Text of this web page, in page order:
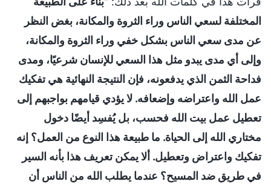
المختلفة لسعي الناس وراء الثروة والمكانة، بغض النظر
عن مدى سعي الناس بشكل خفي وراء الثروة والمكانة،
وإلى أي مدى يبدو مثل هذا السعي للإنسان شرعيًا، ومدى
فداحة الثمن الذي يدفعونه، فإن النتيجة النهائية هي تفكيك
عمل الله واعتراضه وإضعافه. لا يؤدي قيامهم بواجبهم إلى
تعطيل عمل بيت الله فحسب، بل يُفسِد أيضًا دخول
مختاري الله إلى الحياة. ما طبيعة هذا النوع من العمل؟ إنه
تفكيك واعتراض وتعطيل. ألا يمكن تعريف هذا بأنه السير
في طريق ضد المسيح؟ عندما يطلب الله من الناس أن